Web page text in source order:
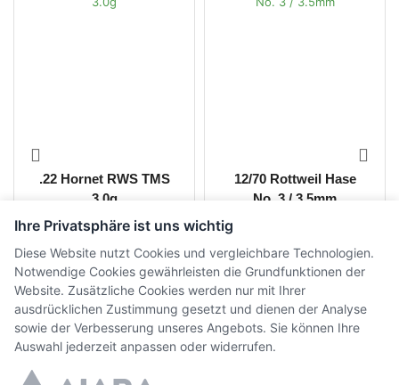
.22 Hornet RWS TMS
3.0g
inkl. MwSt.
12/70 Rottweil Hase
No. 3 / 3.5mm
Ihre Privatsphäre ist uns wichtig
Diese Website nutzt Cookies und vergleichbare Technologien.
Notwendige Cookies gewährleisten die Grundfunktionen der
Website. Zusätzliche Cookies werden nur mit Ihrer
ausdrücklichen Zustimmung gesetzt und dienen der Analyse
sowie der Verbesserung unseres Angebots. Sie können Ihre
Auswahl jederzeit anpassen oder widerrufen.